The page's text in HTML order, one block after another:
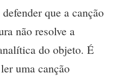
que a canção
não resolve a
do objeto. É
uma canção